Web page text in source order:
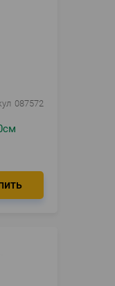
087572